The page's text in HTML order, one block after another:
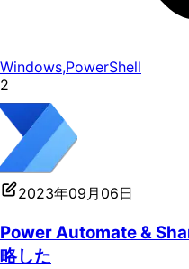
Windows,PowerShell
2
2023年09月06日
Power Automate &
略した